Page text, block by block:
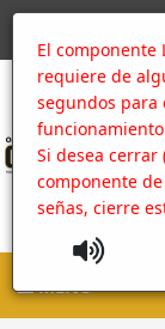
El componente
requiere de
segundos para
Si desea cerrar
componente
señas, cierre
MENU